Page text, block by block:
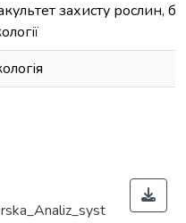
захисту рослин,